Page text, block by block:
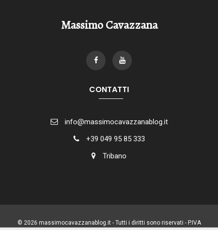
Massimo Cavazzana
CONTATTI
info@massimocavazzanablog.it
+39 049 95 85 333
Tribano
© 2026 massimocavazzanablog.it - Tutti i diritti sono riservati - P.IVA